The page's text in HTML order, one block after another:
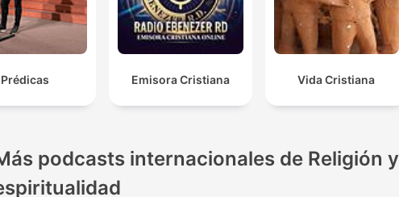
Prédicas Emisora Cristiana Vida Cristiana
podcasts internacionales de Religión y